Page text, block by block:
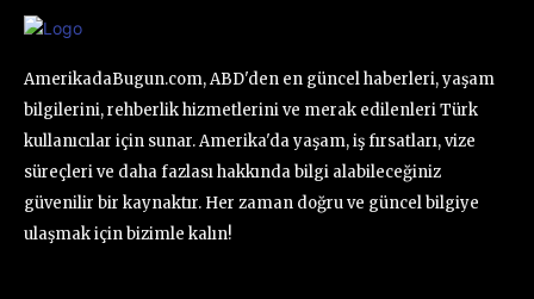
AmerikadaBugun.com, ABD'den en güncel haberleri, yaşam
bilgilerini, rehberlik hizmetlerini ve merak edilenleri Türk
kullanıcılar için sunar. Amerika'da yaşam, iş fırsatları, vize
süreçleri ve daha fazlası hakkında bilgi alabileceğiniz
güvenilir bir kaynaktır. Her zaman doğru ve güncel bilgiye
ulaşmak için bizimle kalın!